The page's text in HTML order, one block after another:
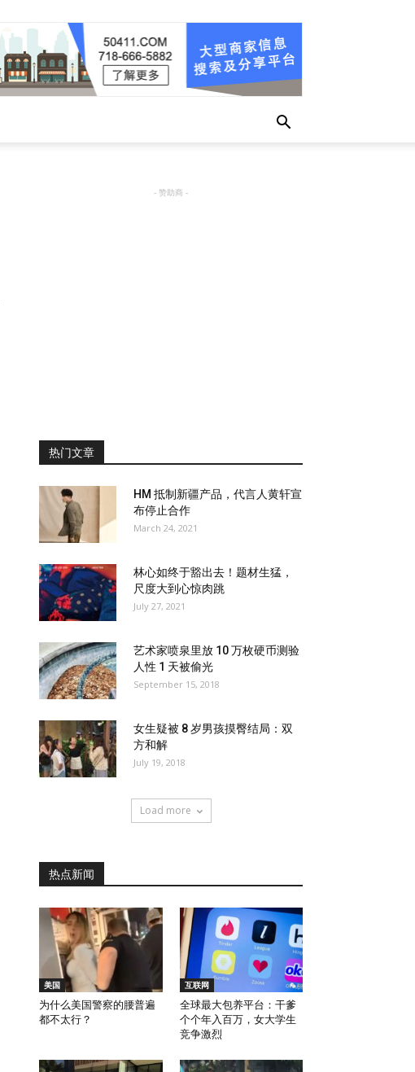
- 赞助商 -
热门文章
HM 抵制新疆产品，代言人黄轩宣
布停止合作
March 24, 2021
林心如终于豁出去！题材生猛，
尺度大到心惊肉跳
July 27, 2021
艺术家喷泉里放 10 万枚硬币测验
人性 1 天被偷光
September 15, 2018
女生疑被 8 岁男孩摸臀结局：双
方和解
July 19, 2018
Load more
热点新闻
美国
为什么美国警察的腰普遍
都不太行？
互联网
全球最大包养平台：干爹
个个年入百万，女大学生
竞争激烈